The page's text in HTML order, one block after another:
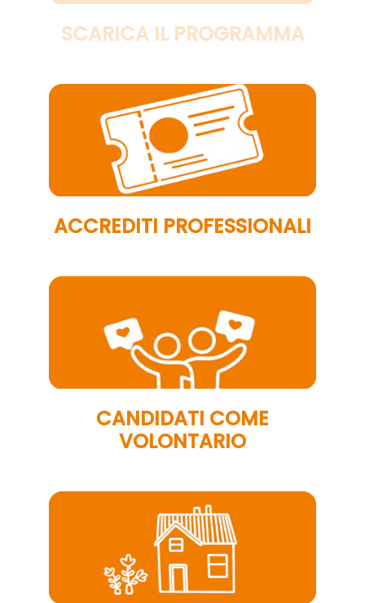
SCARICA IL PROGRAMMA
ACCREDITI PROFESSIONALI
CANDIDATI COME
VOLONTARIO